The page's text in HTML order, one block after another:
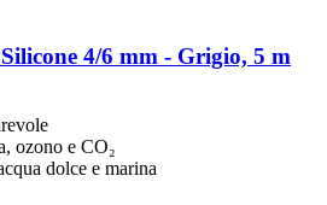
4/6 mm -​ Grigio, 5 m
ozono e CO₂
dolce e marina